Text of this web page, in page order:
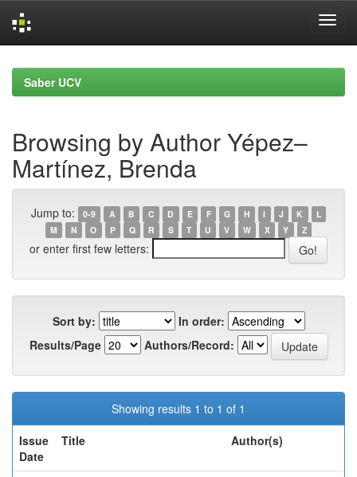
navigationSaber UCV
Browsing by Author Yépez–
Martínez, Brenda
Jump to: 0-9 A B C D E F G H I J K
L
M
N O P Q R S T U V W X Y Z
or enter first few letters:
Sort by:
In order:
Results/Page
Authors/Record:
Showing results 1 to 1 of 1
Issue
Date
Title Author(s)